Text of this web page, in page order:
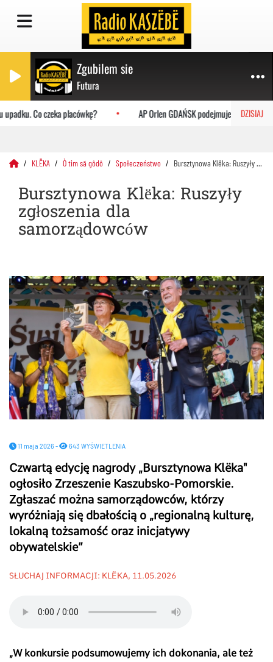
Zgubilem sie
Futura
DZISIAJ
Co czeka placówkę? AP Orlen GDAŃSK podejmuje Uniwersytet
KLËKA Ò tim sã gôdô Społeczeństwo Bursztynowa Klëka: Ruszyły zgłoszenia dla samorządowców
Bursztynowa Klëka: Ruszyły
zgłoszenia dla
samorządowców
11 maja 2026 - 643 WYŚWIETLENIA
Czwartą edycję nagrody „Bursztynowa Klëka"
ogłosiło Zrzeszenie Kaszubsko-Pomorskie.
Zgłaszać można samorządowców, którzy
wyróżniają się dbałością o „regionalną kulturę,
lokalną tożsamość oraz inicjatywy
obywatelskie”
SŁUCHAJ INFORMACJI: KLËKA, 11.05.2026
„W konkursie podsumowujemy ich dokonania, ale też